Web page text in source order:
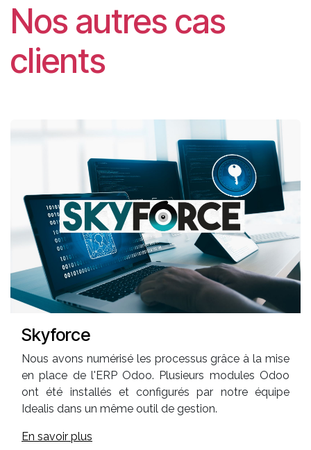
Nos autres cas
clients
Skyforce
Nous avons numérisé les processus grâce à la mise
en place de l'ERP Odoo. Plusieurs modules Odoo
ont été installés et configurés par notre équipe
Idealis dans un même outil de gestion.
En savoir plus